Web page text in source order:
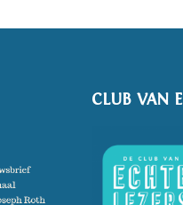
CLUB VAN